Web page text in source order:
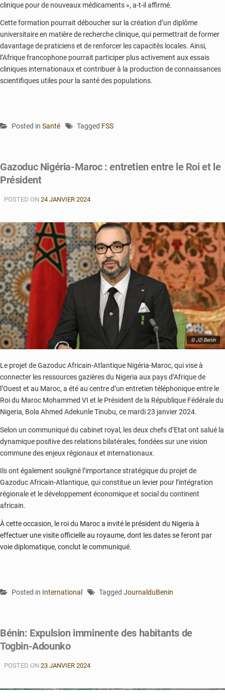
clinique pour de nouveaux médicaments », a-t-il affirmé.
Cette formation pourrait déboucher sur la création d’un diplôme
universitaire en matière de recherche clinique, qui permettrait de former
davantage de praticiens et de renforcer les capacités locales. Ainsi,
l’Afrique francophone pourrait participer plus activement aux essais
cliniques internationaux et contribuer à la production de connaissances
scientifiques utiles pour la santé des populations.
Posted in Santé Tagged FSS
Gazoduc Nigéria-Maroc : entretien entre le Roi et le
Président
POSTED ON 24 JANVIER 2024
© JD Benin
Le projet de Gazoduc Africain-Atlantique Nigéria-Maroc, qui vise à
connecter les ressources gazières du Nigeria aux pays d’Afrique de
l’Ouest et au Maroc, a été au centre d’un entretien téléphonique entre le
Roi du Maroc Mohammed VI et le Président de la République Fédérale du
Nigeria, Bola Ahmed Adekunle Tinubu, ce mardi 23 janvier 2024.
Selon un communiqué du cabinet royal, les deux chefs d’Etat ont salué la
dynamique positive des relations bilatérales, fondées sur une vision
commune des enjeux régionaux et internationaux.
Ils ont également souligné l’importance stratégique du projet de
Gazoduc Africain-Atlantique, qui constitue un levier pour l’intégration
régionale et le développement économique et social du continent
africain.
À cette occasion, le roi du Maroc a invité le président du Nigeria à
effectuer une visite officielle au royaume, dont les dates se feront par
voie diplomatique, conclut le communiqué.
Posted in International Tagged JournalduBenin
Bénin: Expulsion imminente des habitants de
Togbin-Adounko
POSTED ON 23 JANVIER 2024